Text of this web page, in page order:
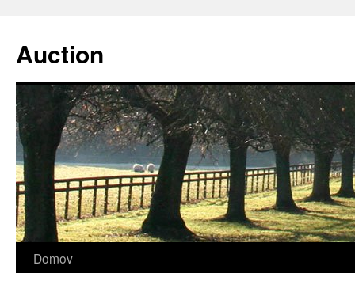
vsebino
Auction
Domov